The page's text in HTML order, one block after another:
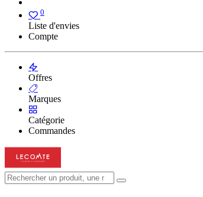
0
Liste d'envies
Compte
Offres
Marques
Catégorie
Commandes